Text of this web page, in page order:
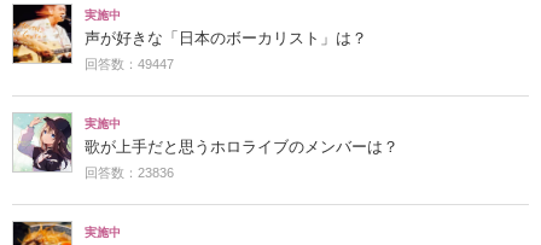
実施中
声が好きな「日本のボーカリスト」は？
回答数：49447
実施中
歌が上手だと思うホロライブのメンバーは？
回答数：23836
実施中